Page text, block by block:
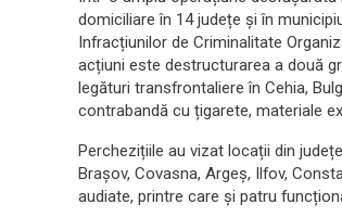
domiciliare în 14 județe și în
Infracțiunilor de Criminalitate
acțiuni este destructurarea a două
legături transfrontaliere în Cehia,
contrabandă cu țigarete, materiale
Perchezițiile au vizat locații din
Brașov, Covasna, Argeș, Ilfov,
audiate, printre care și patru